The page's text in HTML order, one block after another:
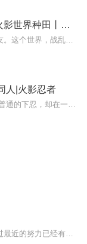
我的老婆是木叶纲手丨我在火影世界种田丨狗粮文
人|火影忍者